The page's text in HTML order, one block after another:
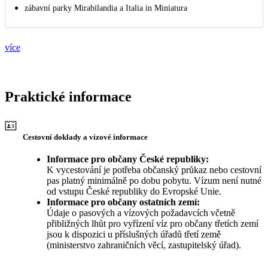
zábavní parky Mirabilandia a Italia in Miniatura
více
Praktické informace
Cestovní doklady a vízové informace
Informace pro občany České republiky:
K vycestování je potřeba občanský průkaz nebo cestovní
pas platný minimálně po dobu pobytu. Vízum není nutné
od vstupu České republiky do Evropské Unie.
Informace pro občany ostatních zemí:
Údaje o pasových a vízových požadavcích včetně
přibližných lhůt pro vyřízení víz pro občany třetích zemí
jsou k dispozici u příslušných úřadů třetí země
(ministerstvo zahraničních věcí, zastupitelský úřad).